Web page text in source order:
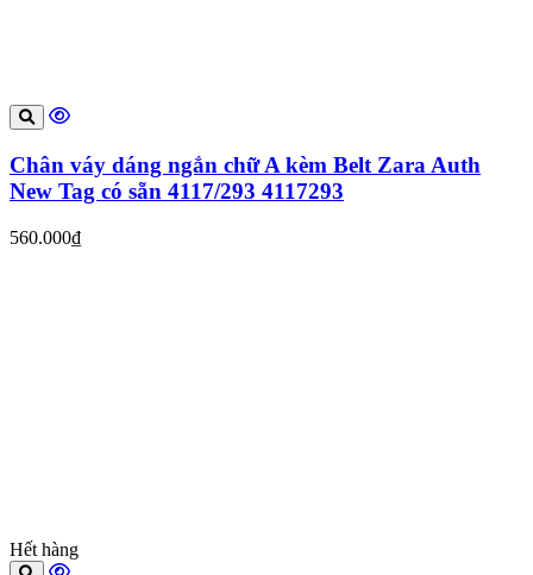
Chân váy dáng ngắn chữ A kèm Belt Zara Auth
New Tag có sẵn 4117/293 4117293
560.000₫
Hết hàng